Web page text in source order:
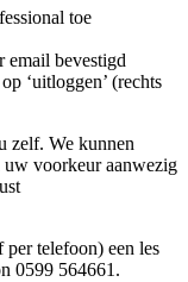
toe
email bevestigd
‘uitloggen’ (rechts
zelf. We kunnen
uw voorkeur aanwezig
telefoon) een les
0599 564661.